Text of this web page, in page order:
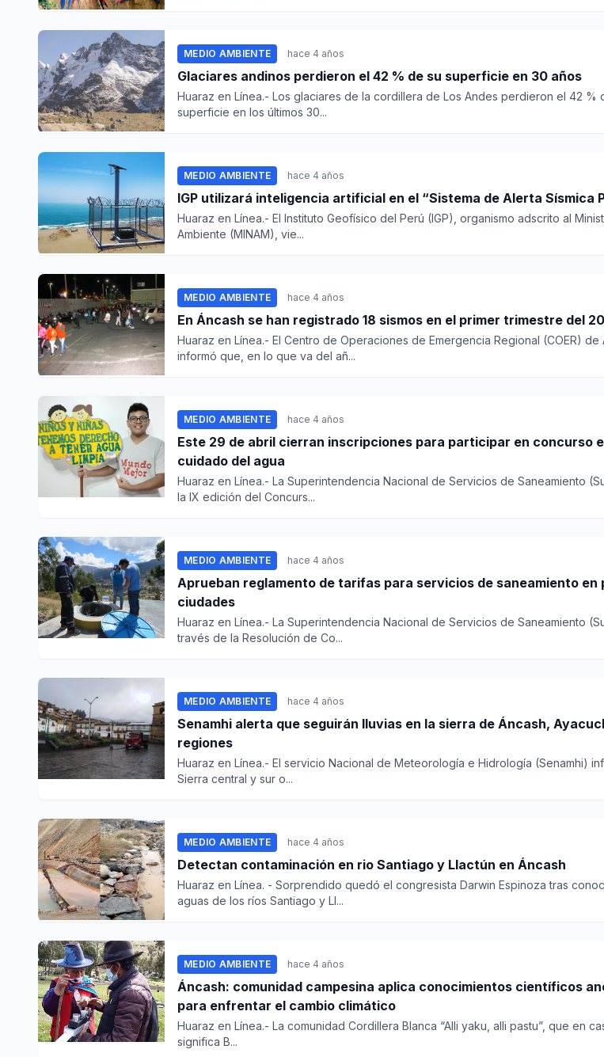
MEDIO AMBIENTE hace 4 años
Glaciares andinos perdieron el 42 % de su superficie en 30 años
Huaraz en Línea.- Los glaciares de la cordillera de Los Andes perdieron el 42 %
superficie en los últimos 30...
MEDIO AMBIENTE hace 4 años
IGP utilizará inteligencia artificial en el “Sistema de Alerta Sísmica
Huaraz en Línea.- El Instituto Geofísico del Perú (IGP), organismo adscrito al
Ambiente (MINAM), vie...
MEDIO AMBIENTE hace 4 años
En Áncash se han registrado 18 sismos en el primer trimestre del
Huaraz en Línea.- El Centro de Operaciones de Emergencia Regional (COER) de
informó que, en lo que va del añ...
MEDIO AMBIENTE hace 4 años
Este 29 de abril cierran inscripciones para participar en concurso
cuidado del agua
Huaraz en Línea.- La Superintendencia Nacional de Servicios de Saneamiento
la IX edición del Concurs...
MEDIO AMBIENTE hace 4 años
Aprueban reglamento de tarifas para servicios de saneamiento en
ciudades
Huaraz en Línea.- La Superintendencia Nacional de Servicios de Saneamiento
través de la Resolución de Co...
MEDIO AMBIENTE hace 4 años
Senamhi alerta que seguirán lluvias en la sierra de Áncash,
regiones
Huaraz en Línea.- El servicio Nacional de Meteorología e Hidrología (Senamhi)
Sierra central y sur o...
MEDIO AMBIENTE hace 4 años
Detectan contaminación en rio Santiago y Llactún en Áncash
Huaraz en Línea. - Sorprendido quedó el congresista Darwin Espinoza tras
aguas de los ríos Santiago y Ll...
MEDIO AMBIENTE hace 4 años
Áncash: comunidad campesina aplica conocimientos científicos
para enfrentar el cambio climático
Huaraz en Línea.- La comunidad Cordillera Blanca “Alli yaku, alli pastu”, que en
significa B...